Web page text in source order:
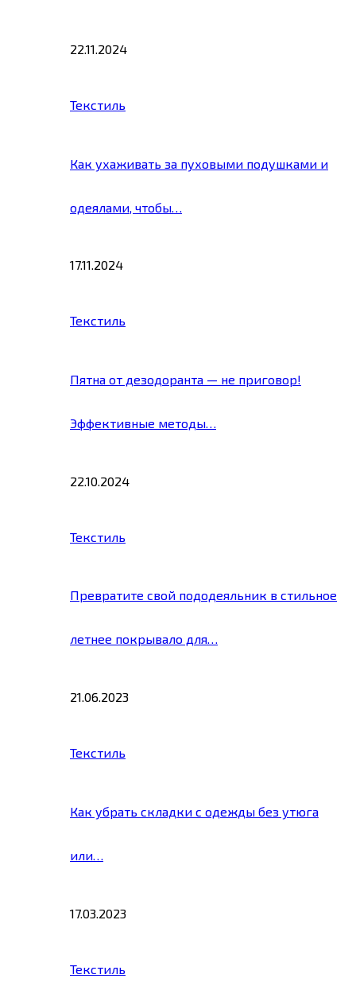
22.11.2024
Текстиль
Как ухаживать за пуховыми подушками и
одеялами, чтобы…
17.11.2024
Текстиль
Пятна от дезодоранта — не приговор!
Эффективные методы…
22.10.2024
Текстиль
Превратите свой пододеяльник в стильное
летнее покрывало для…
21.06.2023
Текстиль
Как убрать складки с одежды без утюга
или…
17.03.2023
Текстиль